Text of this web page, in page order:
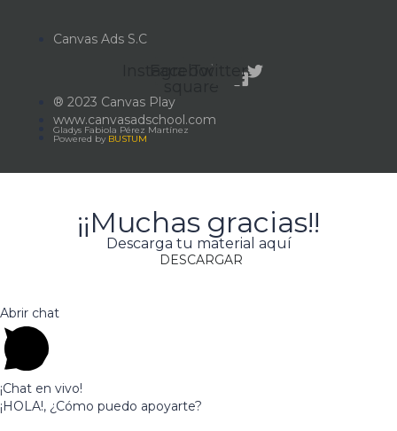
Canvas Ads S.C
Facebook-Twitter
® 2023 Canvas Play
www.canvasadschool.com
Gladys Fabiola Pérez Martínez
Powered by BUSTUM
¡¡Muchas gracias!!
Descarga tu material aquí
DESCARGAR
Abrir chat
¡Chat en vivo!
¡HOLA!, ¿Cómo puedo apoyarte?